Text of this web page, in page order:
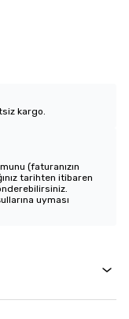
kargo.
(faturanızın
tarihten itibaren
uyması